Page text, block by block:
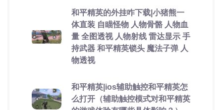
和平精英的外挂咋下载|小猪熊一
体直装 自瞄怪物 人物骨骼 人物血
量 全图透视 人物射线 雷达显示 手
持武器 和平精英锁头 魔法子弹 人
物透视
和平精英|ios辅助触控和平精英怎
么打开（辅助触控模式对和平精英